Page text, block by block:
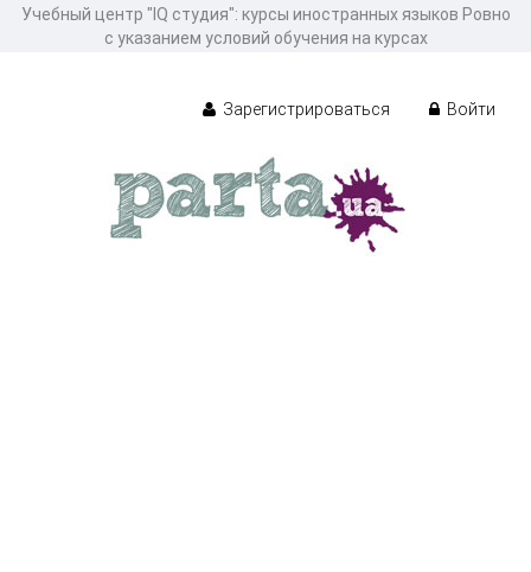
Учебный центр "IQ студия": курсы иностранных языков Ровно
с указанием условий обучения на курсах
Зарегистрироваться Войти